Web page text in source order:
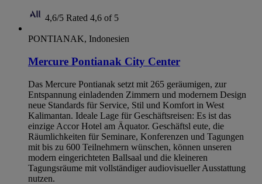
4,6/5 Rated 4,6 of 5
PONTIANAK, Indonesien
Mercure Pontianak City Center
Das Mercure Pontianak setzt mit 265 geräumigen, zur
Entspannung einladenden Zimmern und modernem Design
neue Standards für Service, Stil und Komfort in West
Kalimantan. Ideale Lage für Geschäftsreisen: Es ist das
einzige Accor Hotel am Äquator. Geschäftsl eute, die
Räumlichkeiten für Seminare, Konferenzen und Tagungen
mit bis zu 600 Teilnehmern wünschen, können unseren
modern eingerichteten Ballsaal und die kleineren
Tagungsräume mit vollständiger audiovisueller Ausstattung
nutzen.